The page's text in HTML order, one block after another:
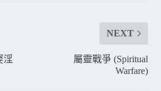
淫
NEXT
屬靈戰爭 (Spiritual
Warfare)